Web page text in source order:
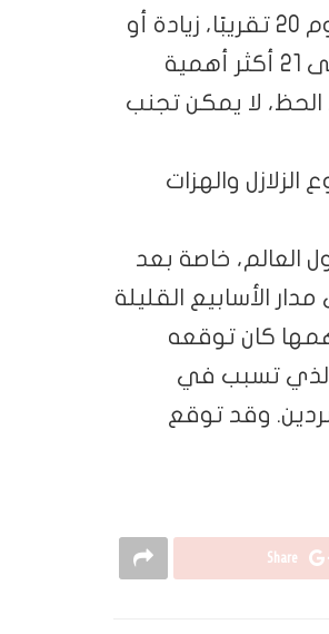
وأشار إلى أنه من الممكن أن يكون هناك حدث زلزالي أكبر في يوم 20 تقريبًا، زيادة أو
نقصانًا في يوم واحد، مشدداً بالقول: “أعتقد أن الفترة من 19 إلى 21 أكثر أهمية
لا يمكن تجنب
والهزات
العالم، خاصة بعد
الأسابيع القليلة
كان توقعه
في 6 فبراير الماضي والذي تسبب في
وقد توقع
Share